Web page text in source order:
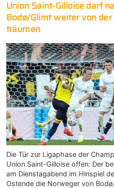
Union Saint-Gilloise darf
Bodø/Glimt weiter von der
träumen
Die Tür zur Ligaphase der
Union Saint-Gilloise offen: Der
am Dienstagabend im Hinspiel
Ostende die Norweger von